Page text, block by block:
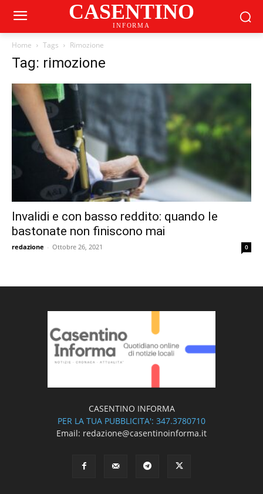
CASENTINO
INFORMA
Home Tags Rimozione
Tag: rimozione
Invalidi e con basso reddito: quando le
bastonate non finiscono mai
redazione - Ottobre 26, 2021 0
CASENTINO INFORMA
PER LA TUA PUBBLICITA': 347.3780710
Email: redazione@casentinoinforma.it